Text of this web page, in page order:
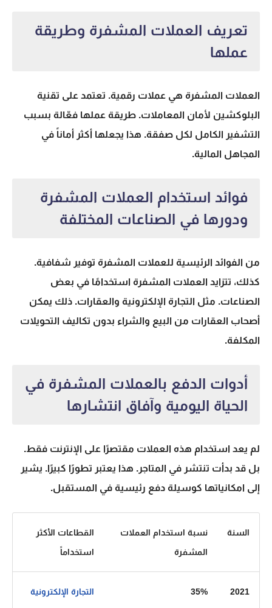
تعريف العملات المشفرة وطريقة
عملها
العملات المشفرة هي عملات رقمية. تعتمد على تقنية
البلوكشين لأمان المعاملات. طريقة عملها فعّالة بسبب
التشفير الكامل لكل صفقة. هذا يجعلها أكثر أماناً في
المجاهل المالية.
فوائد استخدام العملات المشفرة
ودورها في الصناعات المختلفة
من الفوائد الرئيسية للعملات المشفرة توفير شفافية.
كذلك، تتزايد العملات المشفرة استخدامًا في بعض
الصناعات. مثل التجارة الإلكترونية والعقارات. ذلك يمكن
أصحاب العقارات من البيع والشراء بدون تكاليف التحويلات
المكلفة.
أدوات الدفع بالعملات المشفرة في
الحياة اليومية وآفاق انتشارها
لم يعد استخدام هذه العملات مقتصرًا على الإنترنت فقط.
بل قد بدأت تنتشر في المتاجر. هذا يعتبر تطورًا كبيرًا. يشير
إلى امكانياتها كوسيلة دفع رئيسية في المستقبل.
السنة
نسبة استخدام العملات
المشفرة
القطاعات الأكثر
استخداماً
2021
35% التجارة الإلكترونية